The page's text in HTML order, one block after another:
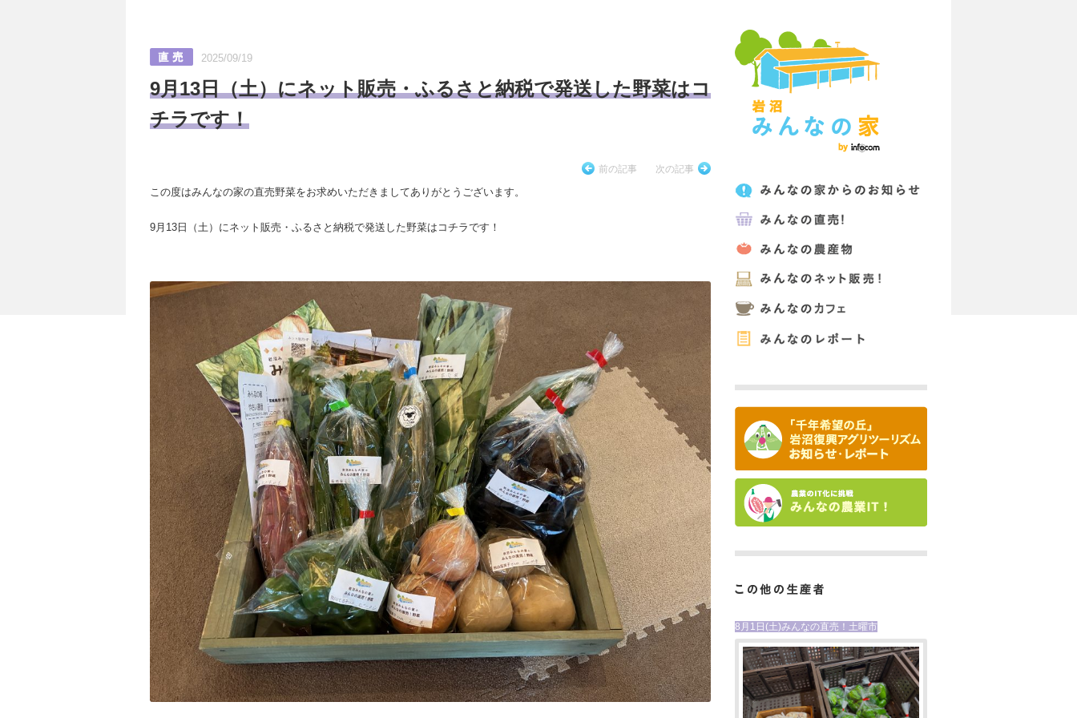
2025/09/19
9月13日（土）にネット販売・ふるさと納税で発送した野菜はコ
チラです！
前の記事 次の記事
この度はみんなの家の直売野菜をお求めいただきましてありがとうございます。
9月13日（土）にネット販売・ふるさと納税で発送した野菜はコチラです！
8月1日(土)みんなの直売！土曜市